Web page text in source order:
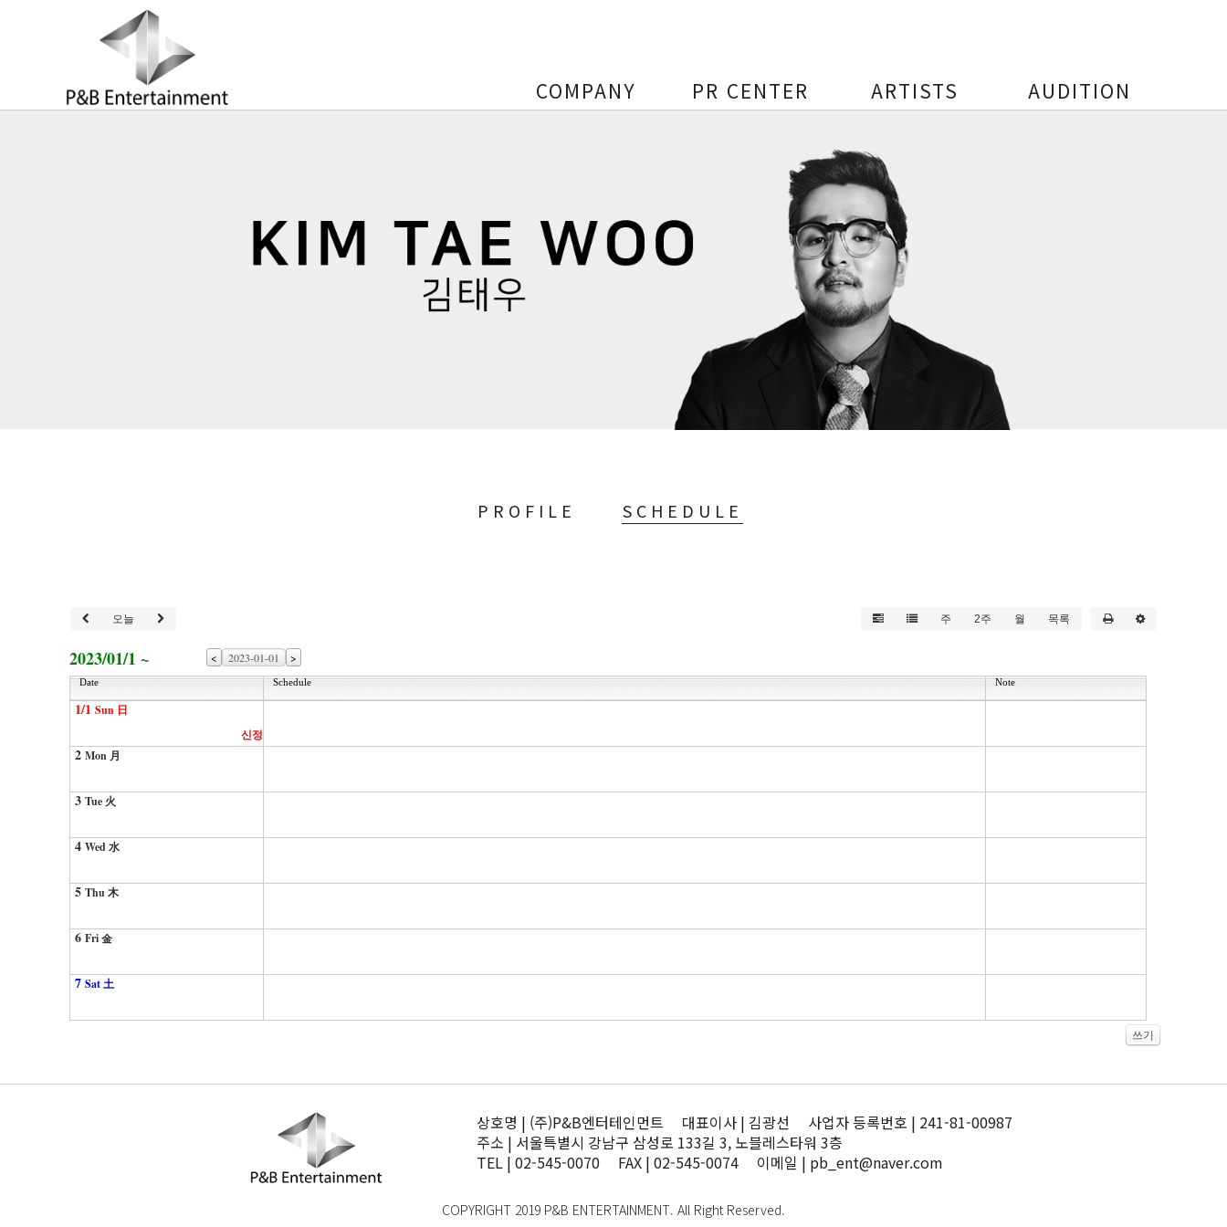
COMPANY PR CENTER ARTISTS AUDITION
PROFILE SCHEDULE
오늘 주 2주 월 목록
2023/01/1 ~ < >
Date Schedule Note
1/1 Sun 日
신정
2 Mon 月
3 Tue 火
4 Wed 水
5 Thu 木
6 Fri 金
7 Sat 土
쓰기
상호명 | (주)P&B엔터테인먼트 대표이사 | 김광선 사업자 등록번호 | 241-81-00987
주소 | 서울특별시 강남구 삼성로 133길 3, 노블레스타워 3층
TEL | 02-545-0070 FAX | 02-545-0074 이메일 | pb_ent@naver.com
COPYRIGHT 2019 P&B ENTERTAINMENT. All Right Reserved.